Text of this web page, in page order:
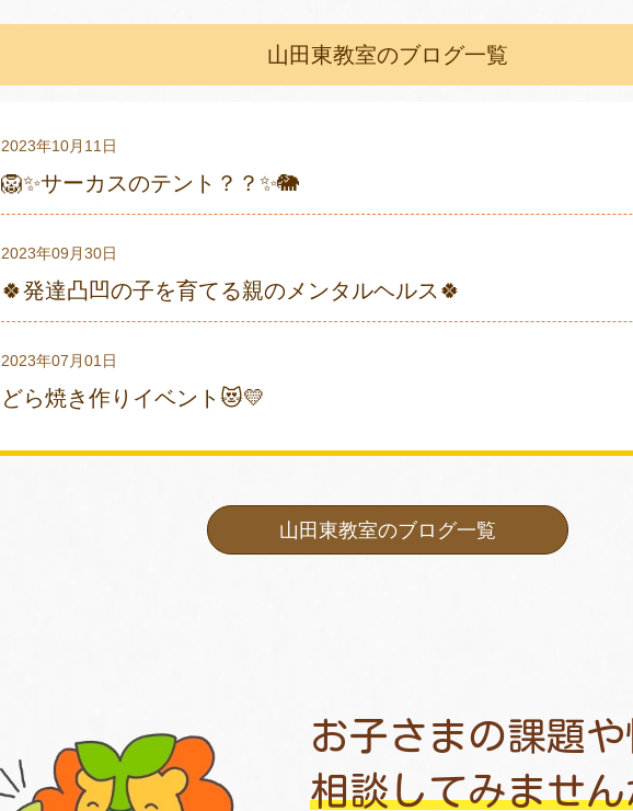
山田東教室のブログ一覧
2023年10月11日
🦁✨サーカスのテント？？✨🐘
2023年09月30日
🍀発達凸凹の子を育てる親のメンタルヘルス🍀
2023年07月01日
どら焼き作りイベント😻💛
山田東教室のブログ一覧
お子さまの課題
相談してみませ